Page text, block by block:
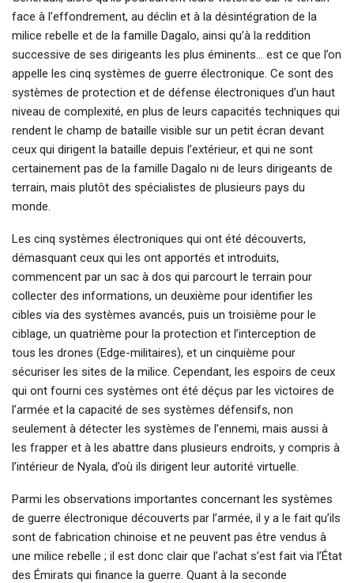
face à l’effondrement, au déclin et à la désintégration de la
milice rebelle et de la famille Dagalo, ainsi qu’à la reddition
successive de ses dirigeants les plus éminents… est ce que l’on
appelle les cinq systèmes de guerre électronique. Ce sont des
systèmes de protection et de défense électroniques d’un haut
niveau de complexité, en plus de leurs capacités techniques qui
rendent le champ de bataille visible sur un petit écran devant
ceux qui dirigent la bataille depuis l’extérieur, et qui ne sont
certainement pas de la famille Dagalo ni de leurs dirigeants de
terrain, mais plutôt des spécialistes de plusieurs pays du
monde.
Les cinq systèmes électroniques qui ont été découverts,
démasquant ceux qui les ont apportés et introduits,
commencent par un sac à dos qui parcourt le terrain pour
collecter des informations, un deuxième pour identifier les
cibles via des systèmes avancés, puis un troisième pour le
ciblage, un quatrième pour la protection et l’interception de
tous les drones (Edge-militaires), et un cinquième pour
sécuriser les sites de la milice. Cependant, les espoirs de ceux
qui ont fourni ces systèmes ont été déçus par les victoires de
l’armée et la capacité de ses systèmes défensifs, non
seulement à détecter les systèmes de l’ennemi, mais aussi à
les frapper et à les abattre dans plusieurs endroits, y compris à
l’intérieur de Nyala, d’où ils dirigent leur autorité virtuelle.
Parmi les observations importantes concernant les systèmes
de guerre électronique découverts par l’armée, il y a le fait qu’ils
sont de fabrication chinoise et ne peuvent pas être vendus à
une milice rebelle ; il est donc clair que l’achat s’est fait via l’État
des Émirats qui finance la guerre. Quant à la seconde